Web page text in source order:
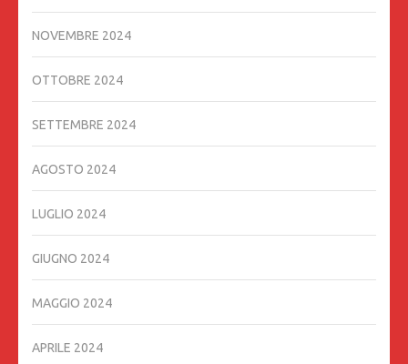
NOVEMBRE 2024
OTTOBRE 2024
SETTEMBRE 2024
AGOSTO 2024
LUGLIO 2024
GIUGNO 2024
MAGGIO 2024
APRILE 2024